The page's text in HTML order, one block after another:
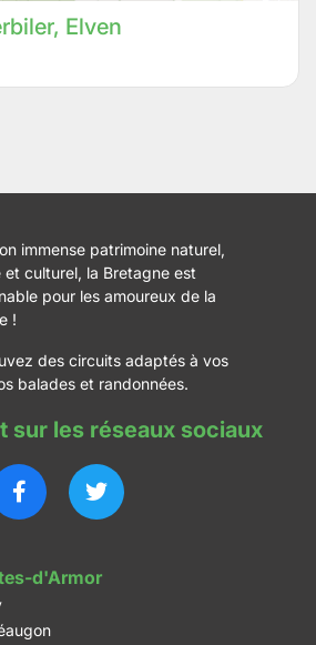
Elven
immense patrimoine naturel,
et culturel, la Bretagne est
pour les amoureux de la
!
des circuits adaptés à vos
balades et randonnées.
sur les réseaux sociaux
d'Armor